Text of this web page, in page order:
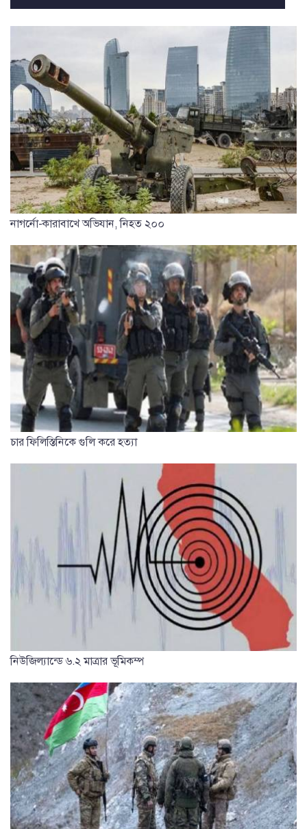
নাগর্নো-কারাবাখে অভিযান, নিহত ২০০
চার ফিলিস্তিনিকে গুলি করে হত্যা
নিউজিল্যান্ডে ৬.২ মাত্রার ভূমিকম্প